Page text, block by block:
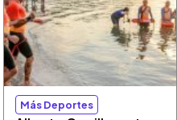
Más Deportes